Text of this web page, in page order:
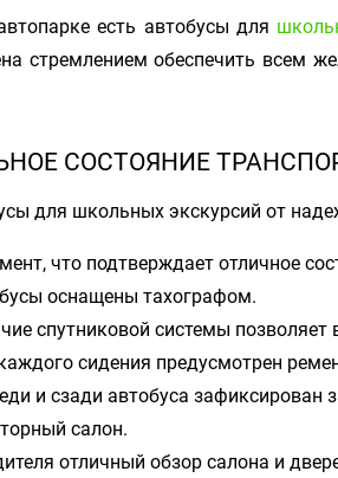
есть автобусы для
стремлением обеспечить всем
СОСТОЯНИЕ
для школьных экскурсий от
что подтверждает отличное
оснащены тахографом.
спутниковой системы
сидения предусмотрен
и сзади автобуса зафиксирован
салон.
отличный обзор салона и